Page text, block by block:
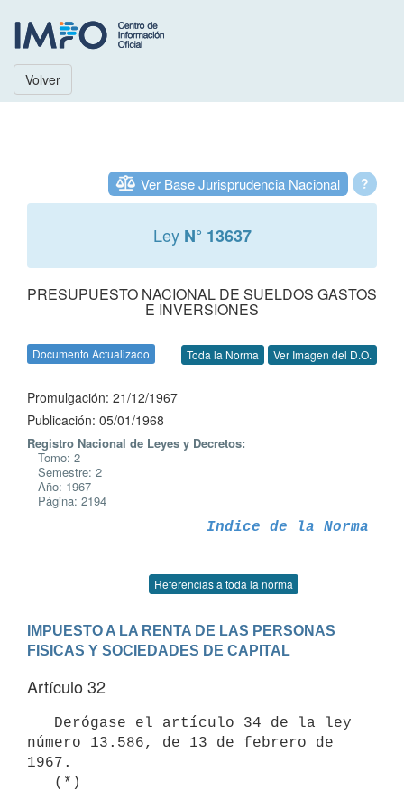
Volver
?
Ver Base Jurisprudencia Nacional
Ley N° 13637
PRESUPUESTO NACIONAL DE SUELDOS GASTOS
E INVERSIONES
Documento Actualizado Toda la Norma Ver Imagen del D.O.
Promulgación: 21/12/1967
Publicación: 05/01/1968
Registro Nacional de Leyes y Decretos:
Tomo: 2
Semestre: 2
Año: 1967
Página: 2194
Indice de la Norma
Referencias a toda la norma
IMPUESTO A LA RENTA DE LAS PERSONAS
FISICAS Y SOCIEDADES DE CAPITAL
Artículo 32
número 13.586, de 13 de febrero de
1967.